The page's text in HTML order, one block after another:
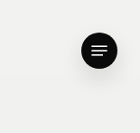
Menu
Close